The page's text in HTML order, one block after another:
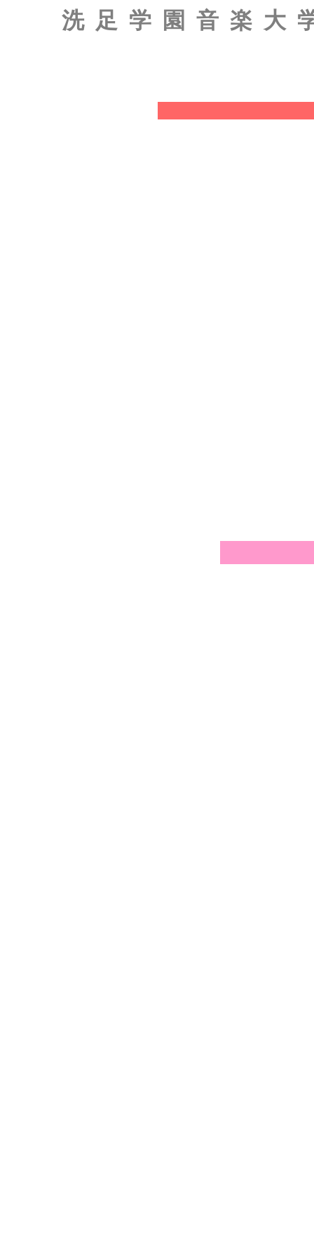
洗足学園音楽大